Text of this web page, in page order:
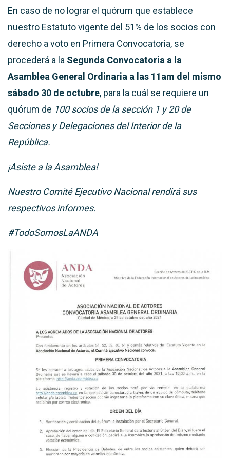
En caso de no lograr el quórum que establece
nuestro Estatuto vigente del 51% de los socios con
derecho a voto en Primera Convocatoria, se
procederá a la Segunda Convocatoria a la
Asamblea General Ordinaria a las 11am del mismo
sábado 30 de octubre, para la cuál se requiere un
quórum de 100 socios de la sección 1 y 20 de
Secciones y Delegaciones del Interior de la
República.
¡Asiste a la Asamblea!
Nuestro Comité Ejecutivo Nacional rendirá sus
respectivos informes.
#TodoSomosLaANDA